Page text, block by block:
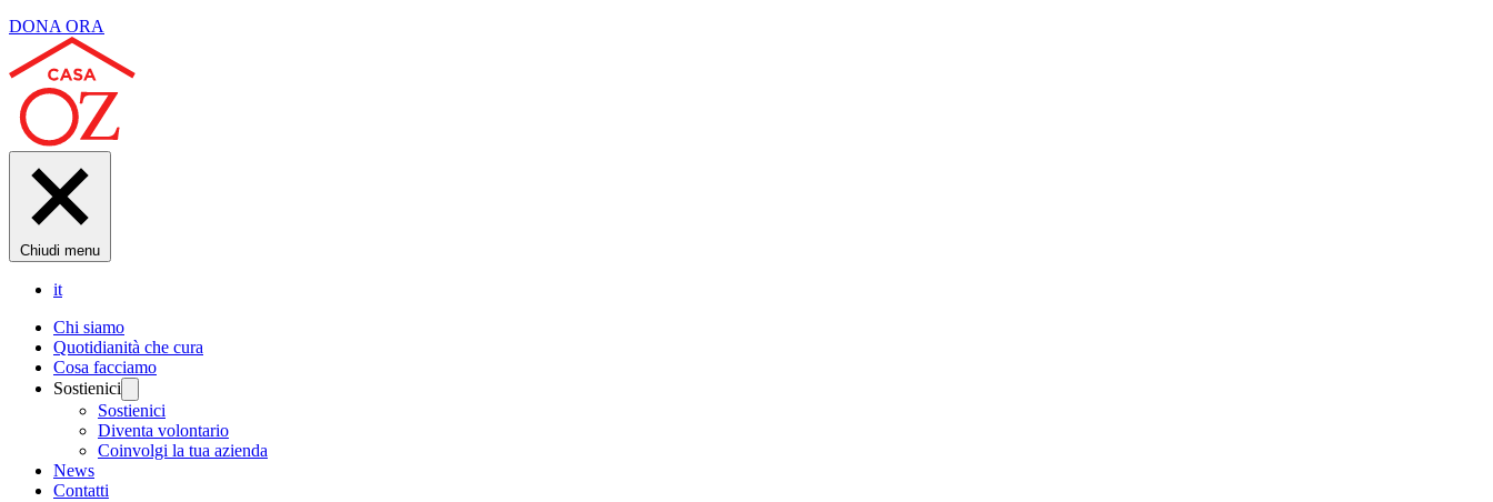
DONA ORA
Chiudi menu
it
Chi siamo
Quotidianità che cura
Cosa facciamo
Sostienici
Sostienici
Diventa volontario
Coinvolgi la tua azienda
News
Contatti